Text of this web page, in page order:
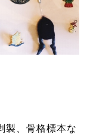
製、骨格標本な